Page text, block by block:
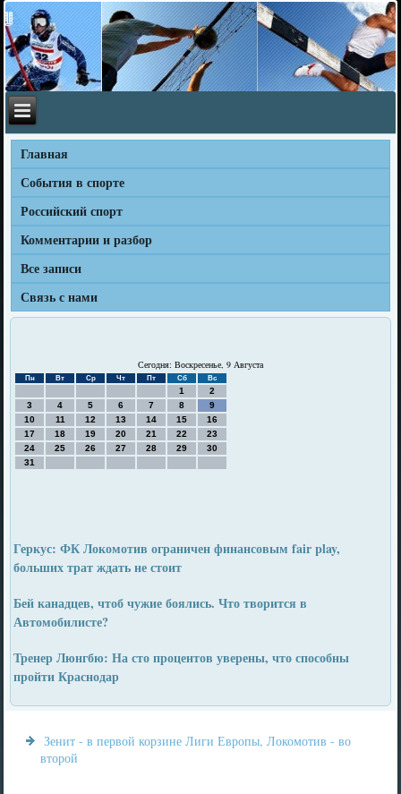
Главная
События в спорте
Российский спорт
Комментарии и разбор
Все записи
Связь с нами
Сегодня: Воскресенье, 9 Августа
Пн Вт Ср Чт Пт Сб Вс
1
2
3
4 5 6 7 8
9
10
11 12 13 14 15
16
17
18 19 20 21 22
23
24
25 26 27 28 29
30
31
Геркус: ФК Локомотив ограничен финансовым fair play,
больших трат ждать не стоит
Бей канадцев, чтоб чужие боялись. Что творится в
Автомобилисте?
Тренер Люнгбю: На сто процентов уверены, что способны
пройти Краснодар
Зенит - в первой корзине Лиги Европы, Локомотив - во
второй